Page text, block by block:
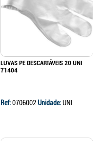
LUVAS PE DESCARTÁVEIS 20 UNI
71404
Ref:0706002Unidade:UNI